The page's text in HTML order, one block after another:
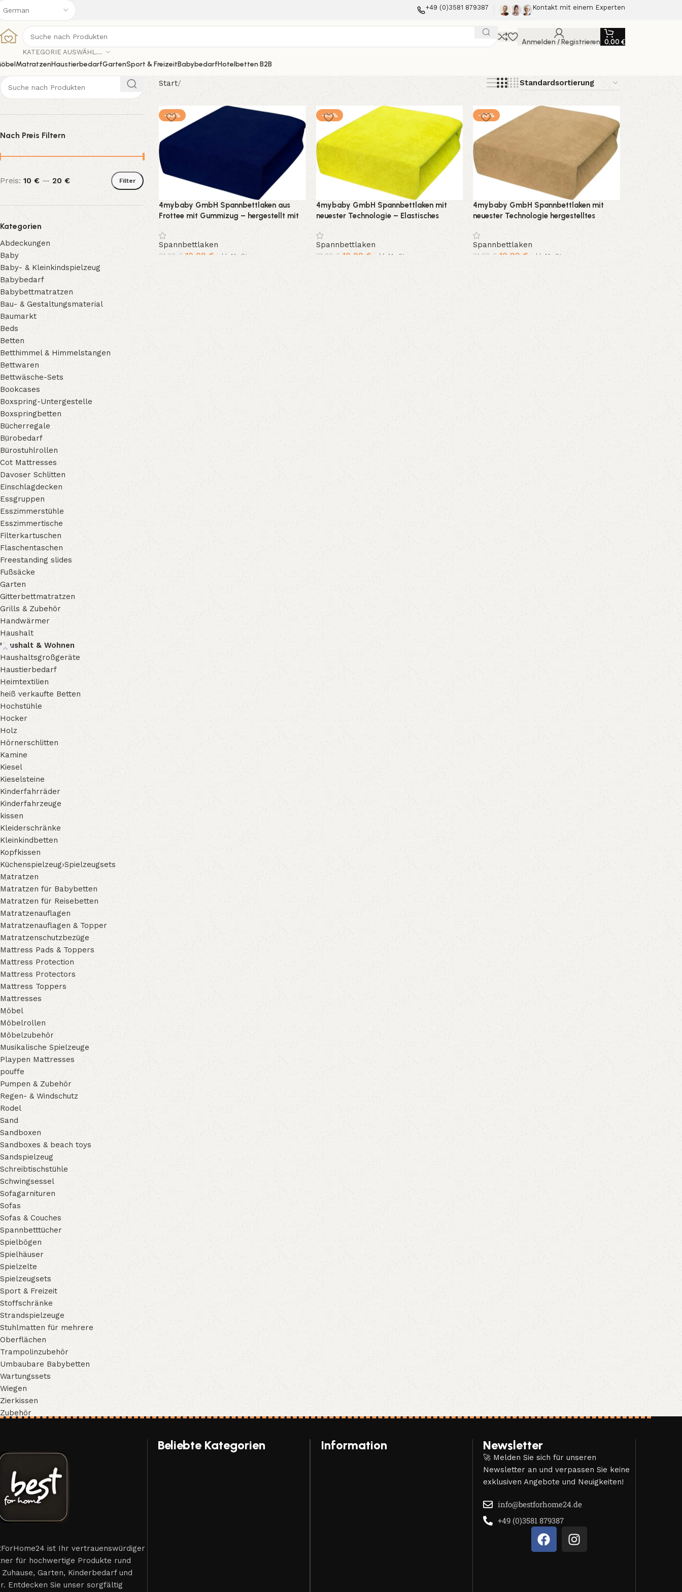
+49 (0)3581 879387 Kontakt mit einem Experten
KATEGORIE AUSWÄHLEN
Anmelden / Registrieren 0,00 €
MatratzenHaustierbedarfGartenSport & FreizeitBabybedarfHotelbetten B2B
Nach Preis Filtern
Filter
Preis: 10 €— 20 €
Kategorien
Abdeckungen
Baby
Baby- & Kleinkindspielzeug
Babybedarf
Babybettmatratzen
Bau- & Gestaltungsmaterial
Baumarkt
Beds
Betten
Betthimmel & Himmelstangen
Bettwaren
Bettwäsche-Sets
Bookcases
Boxspring-Untergestelle
Boxspringbetten
Bücherregale
Bürobedarf
Bürostuhlrollen
Cot Mattresses
Davoser Schlitten
Einschlagdecken
Essgruppen
Esszimmerstühle
Esszimmertische
Filterkartuschen
Flaschentaschen
Freestanding slides
Fußsäcke
Garten
Gitterbettmatratzen
Grills & Zubehör
Handwärmer
Haushalt
Haushalt & Wohnen
Haushaltsgroßgeräte
Haustierbedarf
Heimtextilien
heiß verkaufte Betten
Hochstühle
Hocker
Holz
Hörnerschlitten
Kamine
Kiesel
Kieselsteine
Kinderfahrräder
Kinderfahrzeuge
kissen
Kleiderschränke
Kleinkindbetten
Kopfkissen
Küchenspielzeug›Spielzeugsets
Matratzen
Matratzen für Babybetten
Matratzen für Reisebetten
Matratzenauflagen
Matratzenauflagen & Topper
Matratzenschutzbezüge
Mattress Pads & Toppers
Mattress Protection
Mattress Protectors
Mattress Toppers
Mattresses
Möbel
Möbelrollen
Möbelzubehör
Musikalische Spielzeuge
Playpen Mattresses
pouffe
Pumpen & Zubehör
Regen- & Windschutz
Rodel
Sand
Sandboxen
Sandboxes & beach toys
Sandspielzeug
Schreibtischstühle
Schwingsessel
Sofagarnituren
Sofas
Sofas & Couches
Spannbetttücher
Spielbögen
Spielhäuser
Spielzelte
Spielzeugsets
Sport & Freizeit
Stoffschränke
Strandspielzeuge
Stuhlmatten für mehrere
Oberflächen
Trampolinzubehör
Umbaubare Babybetten
Wartungssets
Wiegen
Zierkissen
Zubehör
Start
-50%
4mybaby GmbH Spannbettlaken aus
Frottee mit Gummizug – hergestellt mit
neuester Technologie, erhältlich in 22
Farben und 14 Größen
Spannbettlaken
21,98€ 10,99 € inkl. MwSt.
In den Warenkorb
-50%
4mybaby GmbH Spannbettlaken mit
neuester Technologie – Elastisches
Frottee-Betttuch in 22 Farben und 14
Größen
Spannbettlaken
21,98 € 10,99€ inkl. MwSt.
In den Warenkorb
-50%
4mybaby GmbH Spannbettlaken mit
neuester Technologie hergestelltes
Bettlaken mit Gummizug aus Frottee 22
Farben und 14 Größen
Spannbettlaken
21,98 € 10,99€ inkl. MwSt.
In den Warenkorb
ist Ihr vertrauenswürdiger
für hochwertige Produkte rund
Zuhause, Garten, Kinderbedarf und
Entdecken Sie unser sorgfältig
Beliebte Kategorien Information Newsletter
🚀 Melden Sie sich für unseren
Newsletter an und verpassen Sie keine
exklusiven Angebote und Neuigkeiten!
info@bestforhome24.de
+49 (0)3581 879387